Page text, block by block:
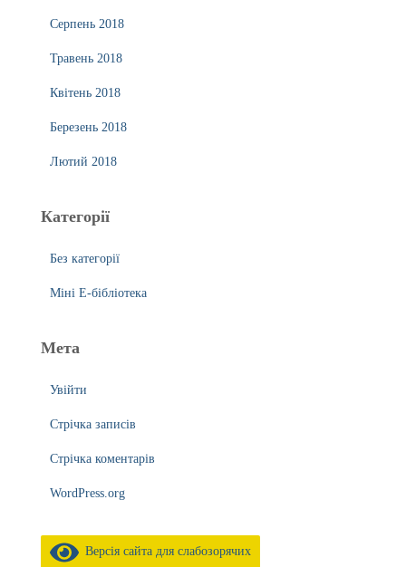
Серпень 2018
Травень 2018
Квітень 2018
Березень 2018
Лютий 2018
Категорії
Без категорії
Міні Е-бібліотека
Мета
Увійти
Стрічка записів
Стрічка коментарів
WordPress.org
Версія сайта для слабозорячих